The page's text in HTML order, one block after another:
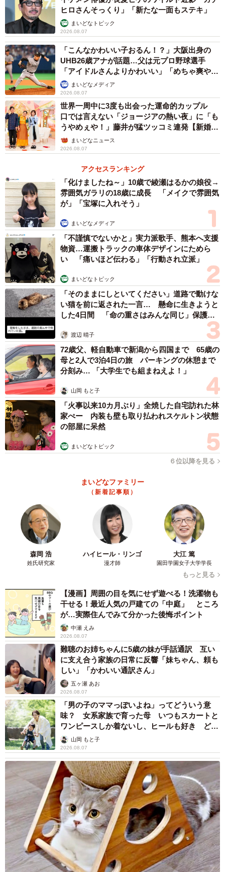
ヒロさんそっくり」「新たな一面もステキ」
まいどなトピック
2026.08.07
「こんなかわいい子おるん！？」大阪出身の
UHB26歳アナが話題…父は元プロ野球選手
「アイドルさんよりかわいい」「めちゃ爽や
か」まいどなメディア
2026.08.07
世界一周中に3度も出会った運命的カップル
口では言えない「ジョージアの熱い夜」に「も
うやめぇや！」藤井が猛ツッコミ連発【新婚さ
ん】まいどなニュース
2026.08.07
アクセスランキング
「化けましたね～」10歳で綾瀬はるかの娘役→
雰囲気ガラリの18歳に成長 「メイクで雰囲気
が」「宝塚に入れそう」
まいどなメディア
「不謹慎でないかと」実力派歌手、熊本へ支援
物資…運搬トラックの車体デザインにためら
い 「痛いほど伝わる」「行動され立派」
まいどなトピック
「そのままにしといてください」道路で動けな
い猫を前に返された一言… 懸命に生きようと
した4日間 「命の重さはみんな同じ」保護団
渡辺 晴子
72歳父、軽自動車で新潟から四国まで 65歳の
母と2人で3泊4日の旅 パーキングの休憩まで
分刻み… 「大学生でも組まねえよ！」
山岡 もと子
「火事以来10カ月ぶり」全焼した自宅訪れた林
家ぺー 内装も壁も取り払われスケルトン状態
の部屋に呆然
まいどなトピック
６位以降を見る
まいどなファミリー
（新着記事順）
森岡 浩
姓氏研究家
ハイヒール・リンゴ
漫才師
大江 篤
園田学園女子大学学長
もっと見る
【漫画】周囲の目を気にせず遊べる！洗濯物も
干せる！最近人気の戸建ての「中庭」 ところ
が…実際住んでみて分かった後悔ポイント
中瀬 えみ
2026.08.07
難聴のお姉ちゃんに5歳の妹が手話通訳 互い
に支え合う家族の日常に反響「妹ちゃん、頼も
しい」「かわいい通訳さん」
五ヶ瀬 あお
2026.08.07
「男の子のママっぽいよね」ってどういう意
味？ 女系家族で育った母 いつもスカートと
ワンピースしか着ないし、ヒールも好き どの
へんが…
山岡 もと子
2026.08.07